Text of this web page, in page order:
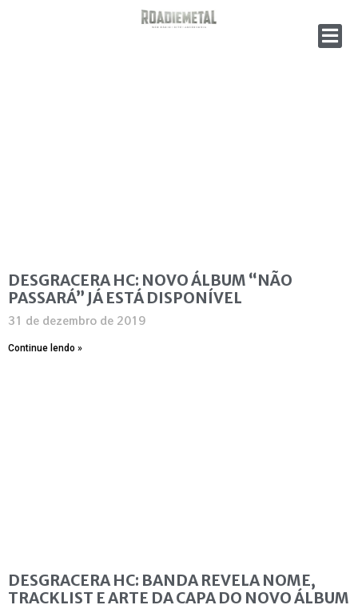
DESGRACERA HC: NOVO ÁLBUM “NÃO
PASSARÁ” JÁ ESTÁ DISPONÍVEL
31 de dezembro de 2019
Continue lendo »
DESGRACERA HC: BANDA REVELA NOME,
TRACKLIST E ARTE DA CAPA DO NOVO ÁLBUM